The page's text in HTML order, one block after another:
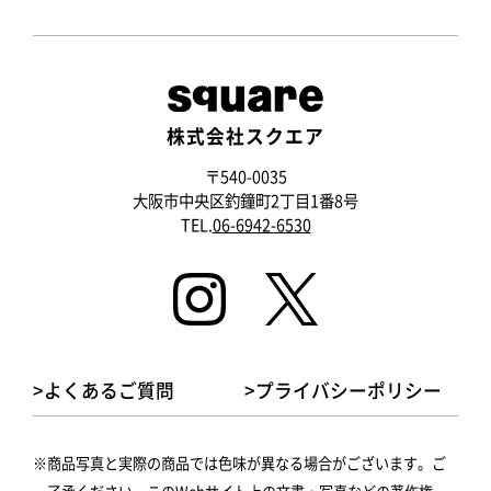
株式会社スクエア
〒540-0035
大阪市中央区釣鐘町2丁目1番8号
TEL.06-6942-6530
>よくあるご質問 >プライバシーポリシー
商品写真と実際の商品では色味が異なる場合がございます。ご